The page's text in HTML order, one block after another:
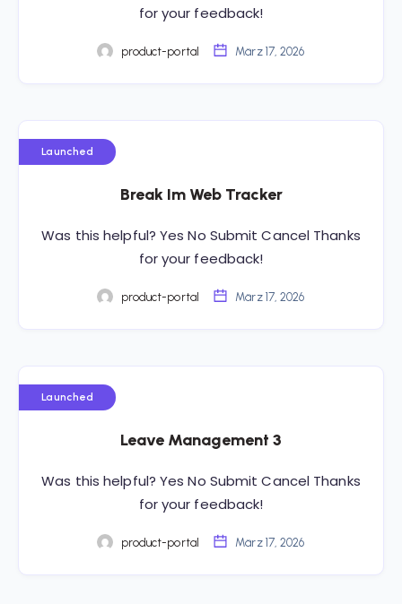
for your feedback!
product-portal März 17, 2026
Launched
Break Im Web Tracker
Was this helpful? Yes No Submit Cancel Thanks
for your feedback!
product-portal März 17, 2026
Launched
Leave Management 3
Was this helpful? Yes No Submit Cancel Thanks
for your feedback!
product-portal März 17, 2026